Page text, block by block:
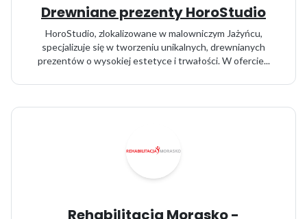
Drewniane prezenty HoroStudio
HoroStudio, zlokalizowane w malowniczym Jażyńcu,
specjalizuje się w tworzeniu unikalnych, drewnianych
prezentów o wysokiej estetyce i trwałości. W ofercie...
Rehabilitacja Morasko -